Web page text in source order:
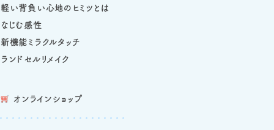
軽い背負い心地のヒミツとは
なじむ感性
新機能ミラクルタッチ
ランドセルリメイク
オンラインショップ